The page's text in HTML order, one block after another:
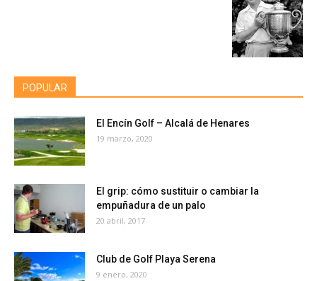
POPULAR
El Encín Golf – Alcalá de Henares
19 marzo, 2020
El grip: cómo sustituir o cambiar la
empuñadura de un palo
20 abril, 2017
Club de Golf Playa Serena
9 enero, 2020